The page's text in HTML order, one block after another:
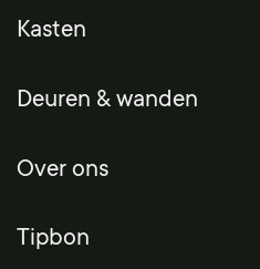
Kasten
Deuren & wanden
Over ons
Tipbon